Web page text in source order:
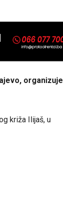
organizuje
križa Ilijaš, u